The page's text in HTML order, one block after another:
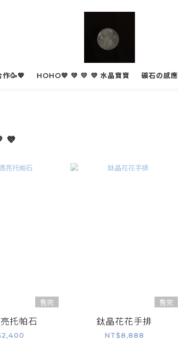
作🥳💖 HOHO💙 💚 💛 💜 水晶寶寶 礦石の感應
💜
售完
托帕石
售完
鈦晶花花手排
NT$8,888